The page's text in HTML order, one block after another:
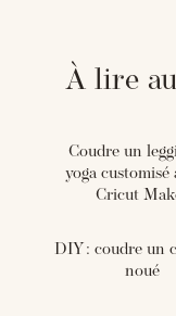
À lire
Coudre un
yoga customisé
Cricut
DIY : coudre un
noué